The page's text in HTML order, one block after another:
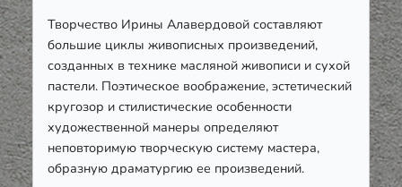
Творчество Ирины Алавердовой составляют
большие циклы живописных произведений,
созданных в технике масляной живописи и сухой
пастели. Поэтическое воображение, эстетический
кругозор и стилистические особенности
художественной манеры определяют
неповторимую творческую систему мастера,
образную драматургию ее произведений.